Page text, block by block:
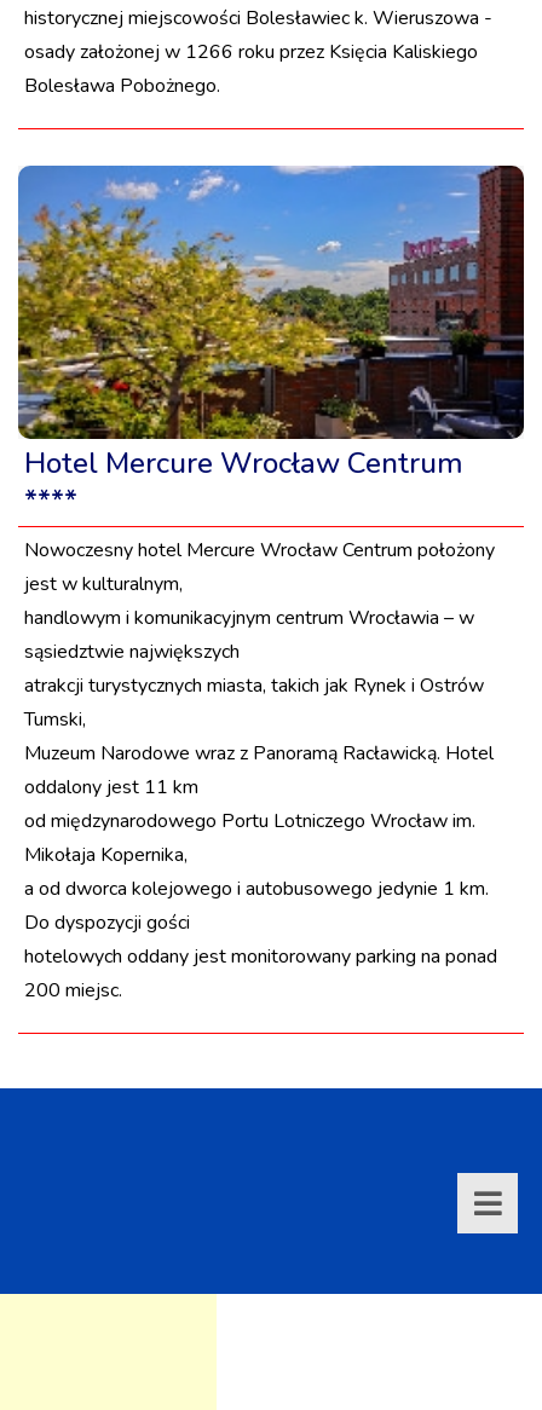
historycznej miejscowości Bolesławiec k. Wieruszowa -
osady założonej w 1266 roku przez Księcia Kaliskiego
Bolesława Pobożnego.
Hotel Mercure Wrocław Centrum
****
Nowoczesny hotel Mercure Wrocław Centrum położony
jest w kulturalnym,
handlowym i komunikacyjnym centrum Wrocławia – w
sąsiedztwie największych
atrakcji turystycznych miasta, takich jak Rynek i Ostrów
Tumski,
Muzeum Narodowe wraz z Panoramą Racławicką. Hotel
oddalony jest 11 km
od międzynarodowego Portu Lotniczego Wrocław im.
Mikołaja Kopernika,
a od dworca kolejowego i autobusowego jedynie 1 km.
Do dyspozycji gości
hotelowych oddany jest monitorowany parking na ponad
200 miejsc.